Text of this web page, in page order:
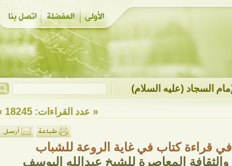
السجاد (عليه السلام)
« عدد القراءات: 18245 »
قراءة كتاب في غاية الروعة للشباب
المعاصرة للشيخ عبدالله اليوسف